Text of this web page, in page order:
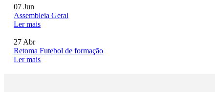
07 Jun
Assembleia Geral
Ler mais
27 Abr
Retoma Futebol de formação
Ler mais